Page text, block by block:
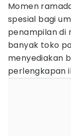
Momen
spesial bagi
penampilan di
banyak toko
menyediakan
perlengkapan